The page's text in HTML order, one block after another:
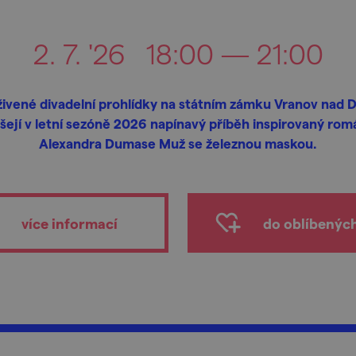
2. 7. '26 18:00 — 21:00
divadelní prohlídky na státním zámku Vranov nad
v letní sezóně 2026 napínavý příběh inspirovaný
Alexandra Dumase Muž se železnou maskou.
více informací do